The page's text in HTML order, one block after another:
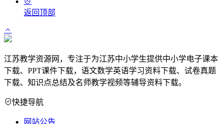
返回顶部
江苏教学资源网，专注于为江苏中小学生提供中小学电子课本
下载、PPT课件下载，语文数学英语学习资料下载、试卷真题
下载、知识点总结及名师教学视频等辅导资料下载。
快捷导航
网站公告